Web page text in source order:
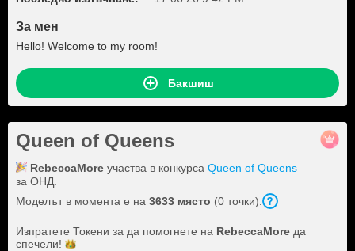
За мен
Hello! Welcome to my room!
Бакшиш
Queen of Queens
RebeccaMore участва в конкурса Queen of Queens
за ОНД.
Моделът в момента е на 3633 място (0 точки).
Изпратете Токени за да помогнете на RebeccaMore да
спечели!